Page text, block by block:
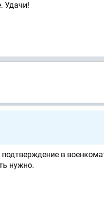
Удачи!
в
нужно.